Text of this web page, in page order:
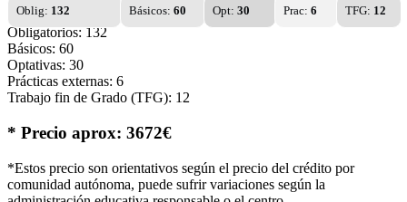
Oblig: 132 Básicos:60 Opt: 30 Prac:6 TFG: 12
Obligatorios: 132
Básicos: 60
Optativas: 30
Prácticas externas: 6
Trabajo fin de Grado (TFG): 12
* Precio aprox: 3672€
*Estos precio son orientativos según el precio del crédito por
comunidad autónoma, puede sufrir variaciones según la